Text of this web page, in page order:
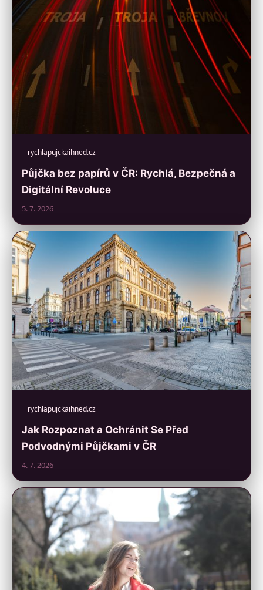
rychlapujckaihned.cz
Půjčka bez papírů v ČR: Rychlá, Bezpečná a
Digitální Revoluce
5. 7. 2026
rychlapujckaihned.cz
Jak Rozpoznat a Ochránit Se Před
Podvodnými Půjčkami v ČR
4. 7. 2026